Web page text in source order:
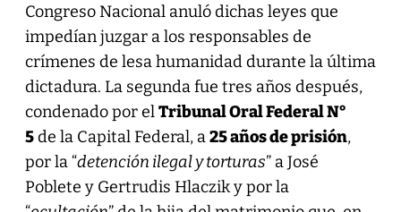
Congreso Nacional anuló dichas leyes que
impedían juzgar a los responsables de
crímenes de lesa humanidad durante la última
dictadura. La segunda fue tres años después,
condenado por elTribunal Oral Federal N°
5de la Capital Federal, a25 años de prisión,
por la “detención ilegal y torturas” a José
Poblete y Gertrudis Hlaczik y por la